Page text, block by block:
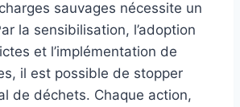
sauvages nécessite un
la sensibilisation, l’adoption
et l’implémentation de
il est possible de stopper
de déchets. Chaque action,